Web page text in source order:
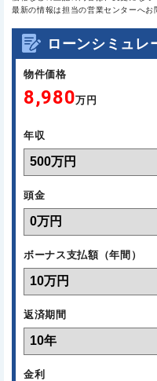
最新の情報は担当の営業センターへお
ローンシミュレ
物件価格
8,980万円
年収
頭金
ボーナス支払額（年間）
返済期間
金利